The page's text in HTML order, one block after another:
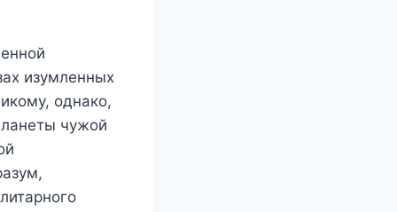
изумленных
однако,
чужой